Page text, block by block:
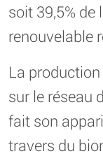
soit 39,5% de
renouvelable
La
sur le réseau
fait son
travers du